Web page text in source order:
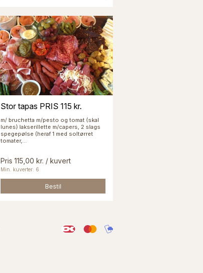
Stor tapas PRIS 115 kr.
m/ bruchetta m/pesto og tomat (skal
lunes) lakserillette m/capers, 2 slags
spegepølse (heraf 1 med soltørret
tomater,...
Pris 115,00 kr. / kuvert
Min. kuverter: 6
Bestil